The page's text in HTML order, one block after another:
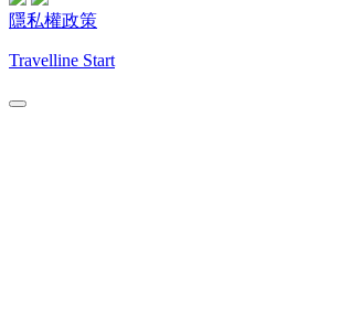
隱私權政策
Travelline Start